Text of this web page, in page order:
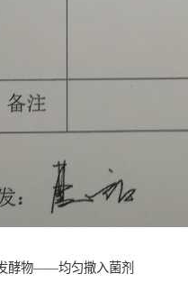
酵物——均匀撒入菌剂